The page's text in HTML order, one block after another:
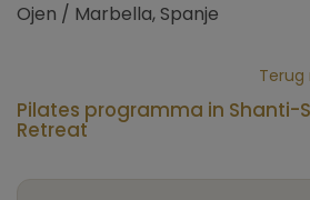
Ojen / Marbella, Spanje
Pilates programma in Shanti-
Retreat